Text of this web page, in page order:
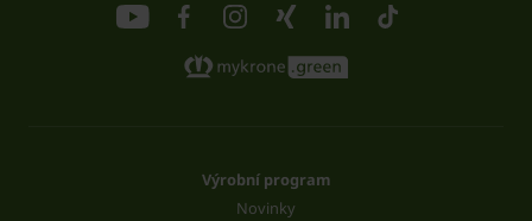
Výrobní program
Novinky